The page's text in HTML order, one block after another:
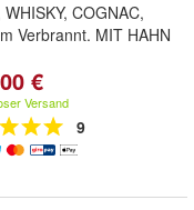
WHISKY, COGNAC,
Verbrannt. MIT HAHN
€
Versand
9